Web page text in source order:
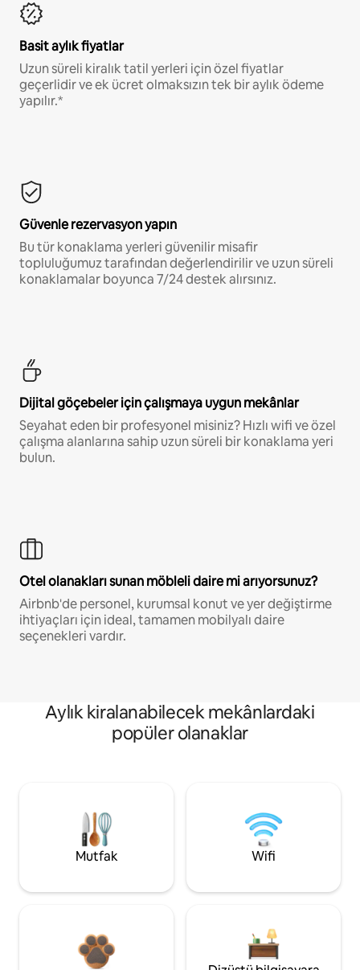
Basit aylık fiyatlar
Uzun süreli kiralık tatil yerleri için özel fiyatlar
geçerlidir ve ek ücret olmaksızın tek bir aylık ödeme
yapılır.*
Güvenle rezervasyon yapın
Bu tür konaklama yerleri güvenilir misafir
topluluğumuz tarafından değerlendirilir ve uzun süreli
konaklamalar boyunca 7/24 destek alırsınız.
Dijital göçebeler için çalışmaya uygun mekânlar
Seyahat eden bir profesyonel misiniz? Hızlı wifi ve özel
çalışma alanlarına sahip uzun süreli bir konaklama yeri
bulun.
Otel olanakları sunan möbleli daire mi arıyorsunuz?
Airbnb'de personel, kurumsal konut ve yer değiştirme
ihtiyaçları için ideal, tamamen mobilyalı daire
seçenekleri vardır.
Aylık kiralanabilecek mekânlardaki
popüler olanaklar
Mutfak Wifi